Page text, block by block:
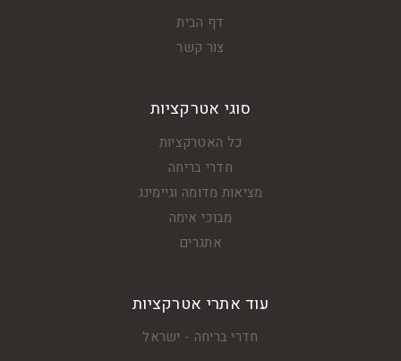
דף הבית
צור קשר
סוגי אטרקציות
כל האטרקציות
חדרי בריחה
מציאות מדומה וגיימינג
מבוכי אימה
אתגרים
עוד אתרי אטרקציות
חדרי בריחה - ישראל